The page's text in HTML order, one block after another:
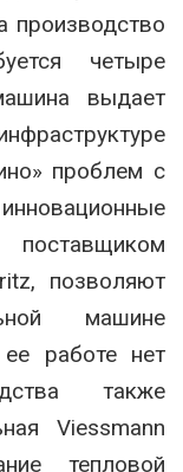
производство
четыре
выдает
проблем с
позволяют
машине
работе нет
также
Viessmann
тепловой